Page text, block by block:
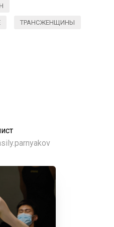
ТРАНСЖЕНЩИНЫ